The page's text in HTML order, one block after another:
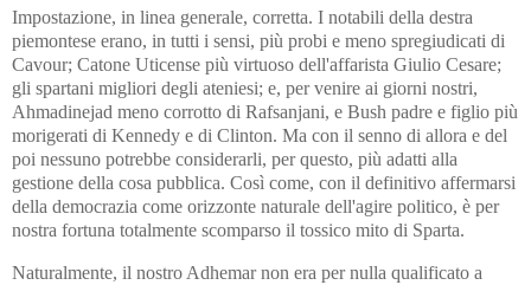
Impostazione, in linea generale, corretta. I notabili della destra
piemontese erano, in tutti i sensi, più probi e meno spregiudicati di
Cavour; Catone Uticense più virtuoso dell'affarista Giulio Cesare;
gli spartani migliori degli ateniesi; e, per venire ai giorni nostri,
Ahmadinejad meno corrotto di Rafsanjani, e Bush padre e figlio più
morigerati di Kennedy e di Clinton. Ma con il senno di allora e del
poi nessuno potrebbe considerarli, per questo, più adatti alla
gestione della cosa pubblica. Così come, con il definitivo affermarsi
della democrazia come orizzonte naturale dell'agire politico, è per
nostra fortuna totalmente scomparso il tossico mito di Sparta.
Naturalmente, il nostro Adhemar non era per nulla qualificato a